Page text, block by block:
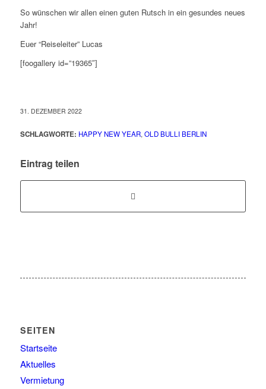
So wünschen wir allen einen guten Rutsch in ein gesundes neues
Jahr!
Euer “Reiseleiter” Lucas
[foogallery id=”19365″]
31. DEZEMBER 2022
SCHLAGWORTE: HAPPY NEW YEAR,OLD BULLI BERLIN
Eintrag teilen
SEITEN
Startseite
Aktuelles
Vermietung